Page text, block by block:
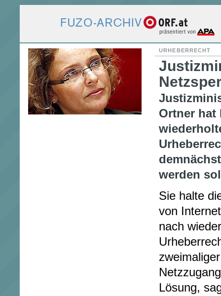
URHEBERRECHT
Ortner hat
werden
Sie halte
von
nach
Lösung,